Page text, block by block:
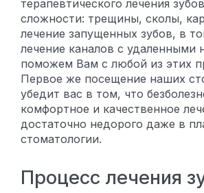
терапевтического лечения
сложности: трещины, сколы,
лечение запущенных зубов, в
лечение каналов с
поможем Вам с любой из этих
Первое же посещение наших
убедит вас в том, что
комфортное и качественное
достаточно недорого даже в
стоматологии.
Процесс лечения